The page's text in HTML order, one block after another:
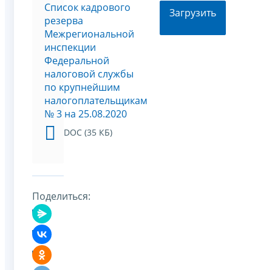
Список кадрового
резерва
Межрегиональной
инспекции
Федеральной
налоговой службы
по крупнейшим
налогоплательщикам
№ 3 на 25.08.2020
DOC (35 КБ)
Загрузить
Поделиться: